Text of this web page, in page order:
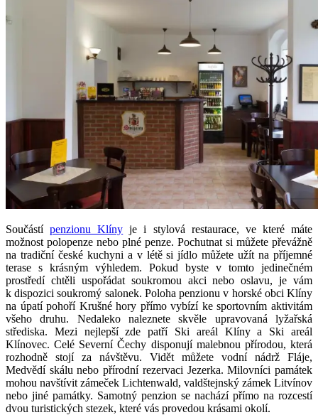
Součástípenzionu Klíny je i stylová restaurace, ve které máte
možnost polopenze nebo plné penze. Pochutnat si můžete převážně
na tradiční české kuchyni a v létě si jídlo můžete užít na příjemné
terase s krásným výhledem. Pokud byste v tomto jedinečném
prostředí chtěli uspořádat soukromou akci nebo oslavu, je vám
k dispozici soukromý salonek. Poloha penzionu v horské obci Klíny
na úpatí pohoří Krušné hory přímo vybízí ke sportovním aktivitám
všeho druhu. Nedaleko naleznete skvěle upravovaná lyžařská
střediska. Mezi nejlepší zde patří Ski areál Klíny a Ski areál
Klínovec. Celé Severní Čechy disponují malebnou přírodou, která
rozhodně stojí za návštěvu. Vidět můžete vodní nádrž Fláje,
Medvědí skálu nebo přírodní rezervaci Jezerka. Milovníci památek
mohou navštívit zámeček Lichtenwald, valdštejnský zámek Litvínov
nebo jiné památky. Samotný penzion se nachází přímo na rozcestí
dvou turistických stezek, které vás provedou krásami okolí.